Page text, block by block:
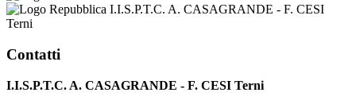
I.I.S.P.T.C. A. CASAGRANDE - F. CESI
Terni
Contatti
I.I.S.P.T.C. A. CASAGRANDE - F. CESI Terni